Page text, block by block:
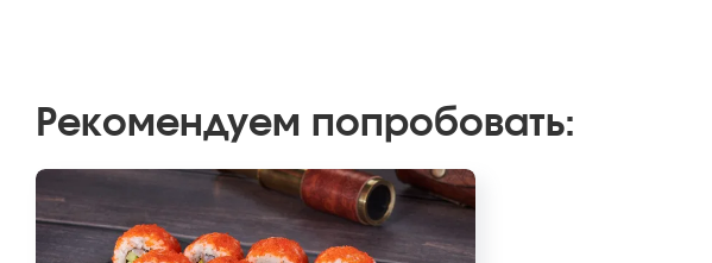
Рекомендуем попробовать: